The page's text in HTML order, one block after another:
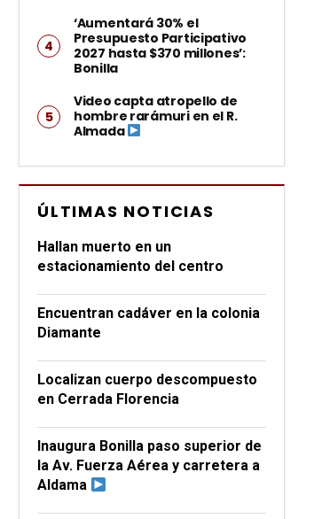
‘Aumentará 30% el
Presupuesto Participativo
2027 hasta $370 millones’:
Bonilla
Video capta atropello de
hombre rarámuri en el R.
Almada
ÚLTIMAS NOTICIAS
Hallan muerto en un
estacionamiento del centro
Encuentran cadáver en la colonia
Diamante
Localizan cuerpo descompuesto
en Cerrada Florencia
Inaugura Bonilla paso superior de
la Av. Fuerza Aérea y carretera a
Aldama